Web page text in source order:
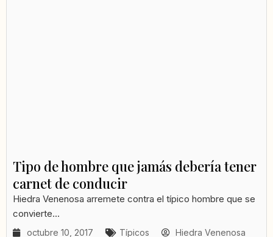
Tipo de hombre que jamás debería tener
carnet de conducir
Hiedra Venenosa arremete contra el típico hombre que se
convierte...
octubre 10, 2017 Típicos Hiedra Venenosa